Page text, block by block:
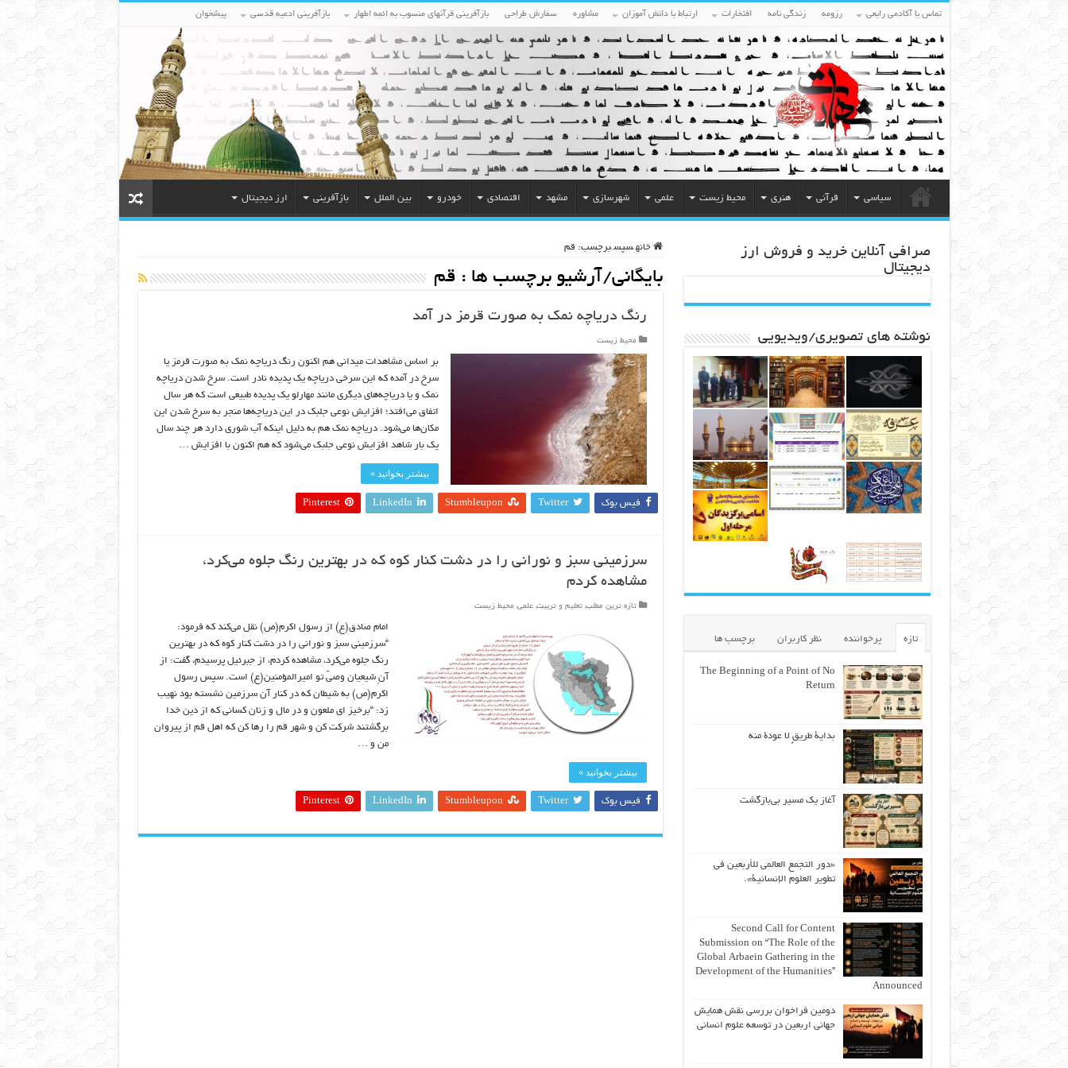
تماس با آکادمی رابعی رزومه زندگی نامه افتخارات ارتباط با دانش آموزان مشاوره سفارش طراحی بازآفرینی قرآنهای منسوب به ائمه اطهار بازآفرینی ادعیه قدسی پیشخوان
سیاسی قرآنی هنری محیط زیست علمی شهرسازی مشهد اقتصادی خودرو بین الملل بازآفرینی ارز دیجیتال
خانه سپس برچسب: قم
بایگانی/آرشیو برچسب ها : قم
رنگ دریاچه نمک به صورت قرمز در آمد
محیط زیست
بر اساس مشاهدات میدانی هم اکنون رنگ دریاچه نمک به صورت قرمز یا
سرخ در آمده که این سرخی دریاچه یک پدیده نادر است. سرخ شدن دریاچه
نمک و یا دریاچه‌های دیگری مانند مهارلو یک پدیده طبیعی است که هر سال
اتفاق می‌افتد؛ افزایش نوعی جلبک در این دریاچه‌ها منجر به سرخ شدن این
مکان‌ها می‌شود. دریاچه نمک هم به دلیل اینکه آب شوری دارد هر چند سال
یک بار شاهد افزایش نوعی جلبک می‌شود که هم اکنون با افزایش …
بیشتر بخوانید »
فیس بوک Twitter
Stumbleupon
LinkedIn
Pinterest
سرزميني سبز و نوراني را در دشت کنار کوه که در بهترين رنگ جلوه مي‌کرد،
مشاهده کردم
تازه ترین مطلب,تعلیم و تربیت,علمی, محیط زیست
امام صادق(ع) از رسول اکرم(ص) نقل مي‌کند که فرمود:
“سرزميني سبز و نوراني را در دشت کنار کوه که در بهترين
رنگ جلوه مي‌کرد، مشاهده کردم، از جبرئيل پرسيدم، گفت: از
آنِ شيعيان وصيّ تو اميرالمؤمنين(ع) است. سپس رسول
اکرم(ص) به شيطان که در کنار آن سرزمين نشسته بود نهيب
زد: “برخيز اي ملعون و در مال و زنان کساني که از دين خدا
برگشتند شرکت کن و شهر قم را رها کن که اهل قم از پيروان
من و …
بیشتر بخوانید »
فیس بوک Twitter
Stumbleupon
LinkedIn
Pinterest
صرافی آنلاین خرید و فروش ارز
دیجیتال
نوشته های تصویری/ویدیویی
تازه پرخواننده نظر کاربران برچسب ها
The Beginning of a Point of No
Return
بداية طريقٍ لا عودة منه
آغاز یک مسیر بی‌بازگشت
«دور التجمع العالمي للأربعين في
تطوير العلوم الإنسانية».
Second Call for Content
Submission on “The Role of the
Global Arbaein Gathering in the
Development of the Humanities”
Announced
دومین فراخوان بررسی نقش همایش
جهانی اربعین در توسعه علوم انسانی